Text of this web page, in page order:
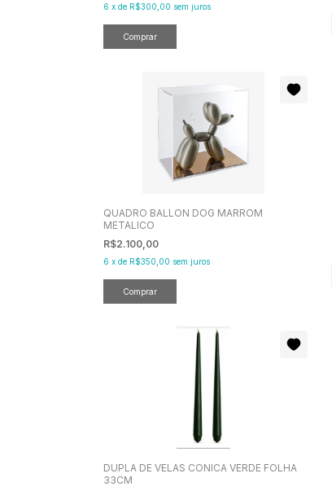
6 x de R$300,00 sem juros
QUADRO BALLON DOG MARROM
METALICO
R$2.100,00
6 x de R$350,00 sem juros
DUPLA DE VELAS CONICA VERDE FOLHA
33CM